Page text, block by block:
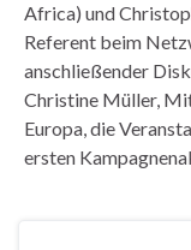
Africa) und
Referent beim
anschließender
Christine Müller,
Europa, die
ersten